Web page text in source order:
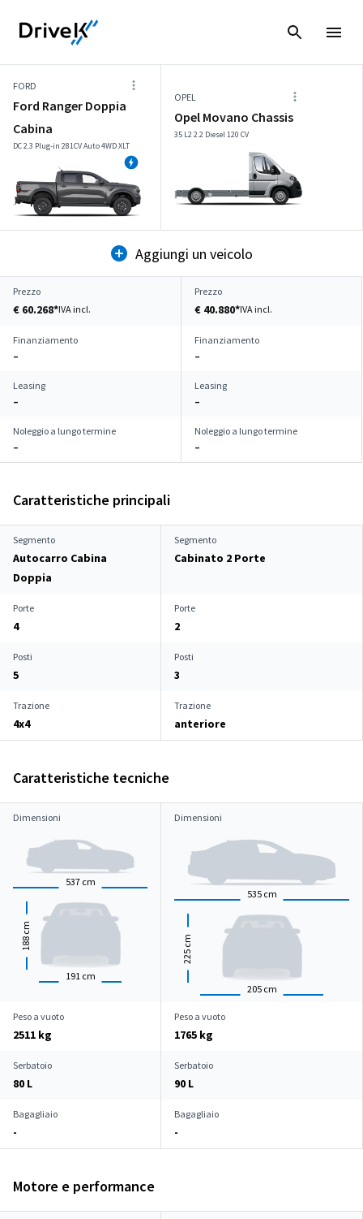
FORD
Ford Ranger Doppia
Cabina
DC 2.3 Plug-in 281CV Auto 4WD XLT
OPEL
Opel Movano Chassis
35 L2 2.2 Diesel 120 CV
Aggiungi un veicolo
Prezzo
€ 60.268*IVA incl.
Prezzo
€ 40.880*IVA incl.
Finanziamento
–
Finanziamento
–
Leasing
–
Leasing
–
Noleggio a lungo termine
–
Noleggio a lungo termine
–
Caratteristiche principali
Segmento
Autocarro Cabina
Doppia
Segmento
Cabinato 2 Porte
Porte
4
Porte
2
Posti
5
Posti
3
Trazione
4x4
Trazione
anteriore
Caratteristiche tecniche
Dimensioni
537 cm
191 cm
188
cm
Dimensioni
535 cm
205 cm
225
cm
Peso a vuoto
2511 kg
Peso a vuoto
1765 kg
Serbatoio
80 L
Serbatoio
90 L
Bagagliaio
-
Bagagliaio
-
Motore e performance